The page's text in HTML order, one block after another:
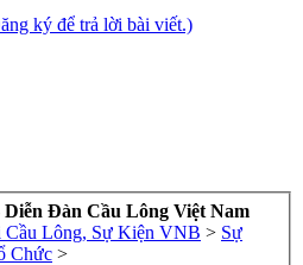
ký để trả lời bài viết.)
Đàn Cầu Lông Việt Nam
Cầu Lông, Sự Kiện VNB > Sự
Chức >